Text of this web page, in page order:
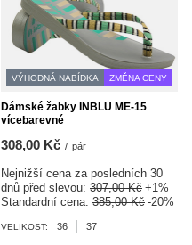
VÝHODNÁ NABÍDKA ZMĚNA CENY
Dámské žabky INBLU ME-15
vícebarevné
308,00 Kč / pár
Nejnižší cena za posledních 30
dnů před slevou: 307,00 Kč +1%
Standardní cena: 385,00 Kč -20%
VELIKOST: 36 37